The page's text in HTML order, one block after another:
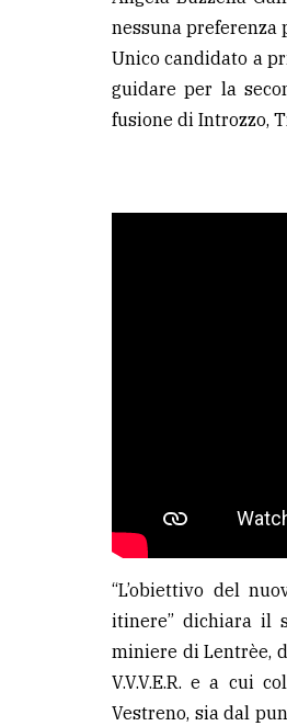
nessuna preferenza
Unico candidato a
guidare per la
fusione di Introzzo,
“L’obiettivo del
itinere” dichiara il
miniere di Lentrèe,
V.V.V.E.R. e a cui
Vestreno, sia dal